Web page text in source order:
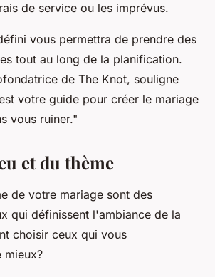
de service ou les imprévus.
vous permettra de prendre des
tout au long de la planification.
de The Knot, souligne
votre guide pour créer le mariage
vous ruiner."
et du thème
de votre mariage sont des
qui définissent l'ambiance de la
choisir ceux qui vous
mieux?